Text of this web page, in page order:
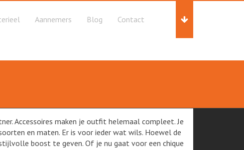
Aannemers Blog Contact
Accessoires maken je outfit helemaal compleet. Je
en maten. Er is voor ieder wat wils. Hoewel de
boost te geven. Of je nu gaat voor een chique